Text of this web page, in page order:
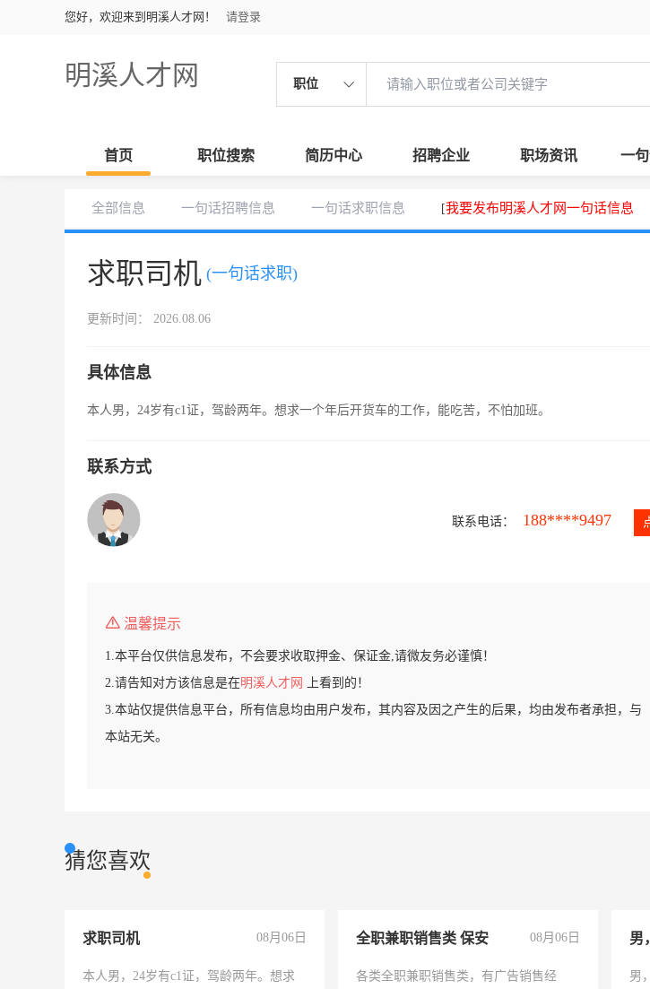
您好，欢迎来到明溪人才网！ 请登录
明溪人才网 职位
首页 职位搜索 简历中心 招聘企业 职场资讯 一
全部信息 一句话招聘信息 一句话求职信息 [我要发布明溪人才网一句话信息
求职司机 (一句话求职)
更新时间： 2026.08.06
具体信息
本人男，24岁有c1证，驾龄两年。想求一个年后开货车的工作，能吃苦，不怕加班。
联系方式
联系电话： 188****9497
温馨提示
1.本平台仅供信息发布，不会要求收取押金、保证金,请微友务必谨慎！
2.请告知对方该信息是在明溪人才网
上看到的！
3.本站仅提供信息平台，所有信息均由用户发布，其内容及因之产生的后果，均由发布者承担，与
本站无关。
猜您喜欢
求职司机 08月06日
本人男，24岁有c1证，驾龄两年。想求
全职兼职销售类 保安 08月06日
各类全职兼职销售类，有广告销售经
男
男